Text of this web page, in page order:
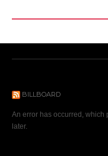
BILLBOARD
An error has occurred, which
later.